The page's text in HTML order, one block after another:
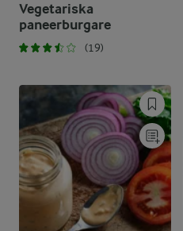
Vegetariska
paneerburgare
(19)